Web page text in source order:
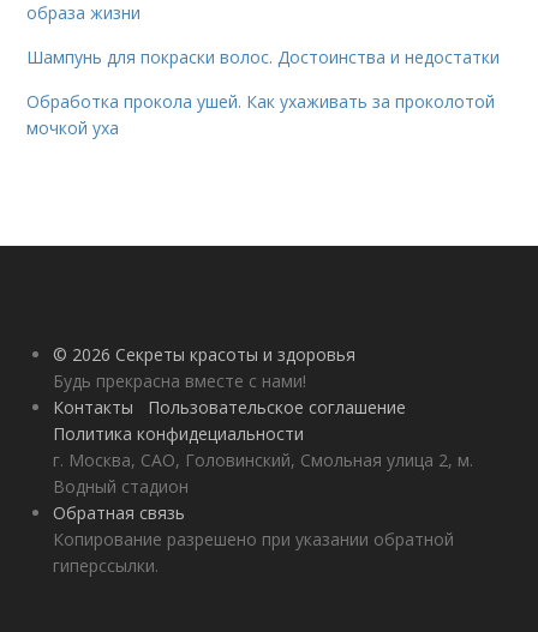
образа жизни
Шампунь для покраски волос. Достоинства и недостатки
Обработка прокола ушей. Как ухаживать за проколотой
мочкой уха
© 2026 Секреты красоты и здоровья
Будь прекрасна вместе с нами!
Контакты
Пользовательское соглашение
Политика конфидециальности
г. Москва, САО, Головинский, Смольная улица 2, м.
Водный стадион
Обратная связь
Копирование разрешено при указании обратной
гиперссылки.